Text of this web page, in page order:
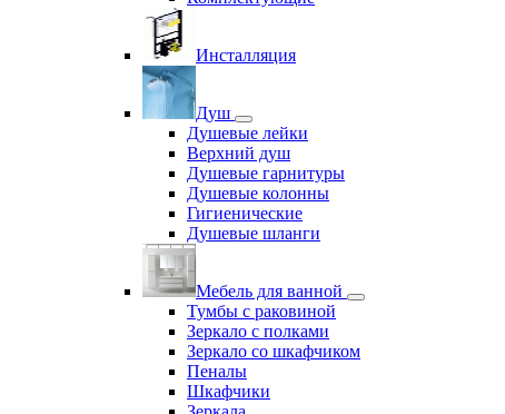
Инсталляция
Душ
Душевые лейки
Верхний душ
Душевые гарнитуры
Душевые колонны
Гигиенические
Душевые шланги
Мебель для ванной
Тумбы с раковиной
Зеркало с полками
Зеркало со шкафчиком
Пеналы
Шкафчики